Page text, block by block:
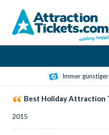
content
Immer
Best Holiday Attraction
2015